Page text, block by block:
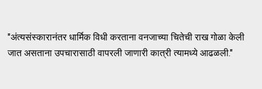
"अंत्यसंस्कारानंतर धार्मिक विधी करताना वनजाच्या चितेची राख गोळा केली
जात असताना उपचारासाठी वापरली जाणारी कात्री त्यामध्ये आढळली."